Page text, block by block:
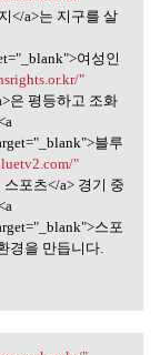
</a>는 지구를 살
여성인
"
은 평등하고 조화
블루
"
포츠</a> 경기 중
스포
경을 만듭니다.